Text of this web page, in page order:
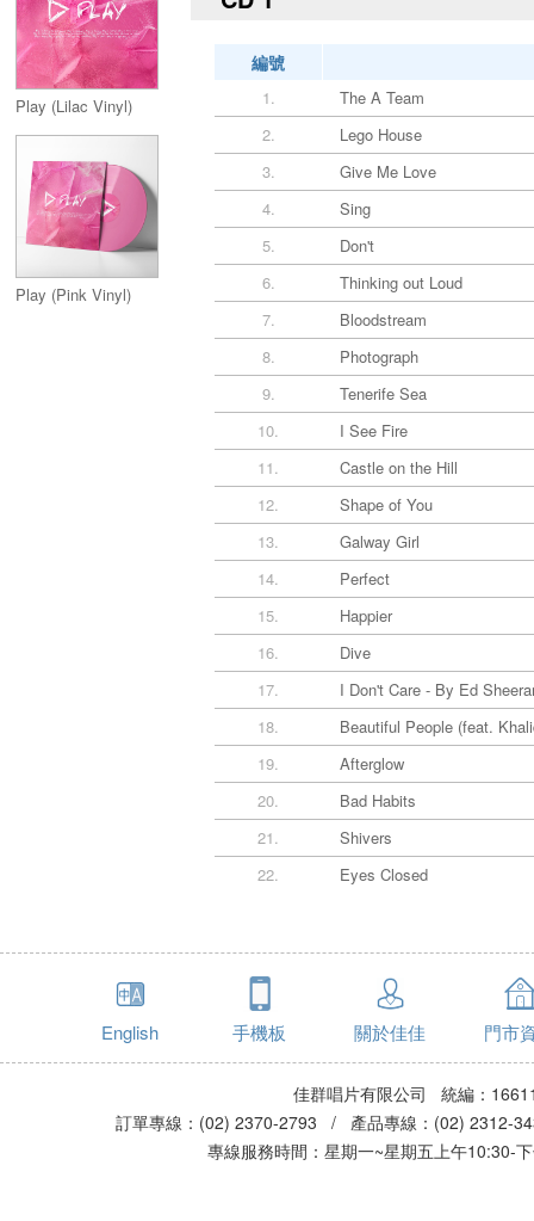
Play (Lilac Vinyl)
Play (Pink Vinyl)
編號
1.
The A Team
2.
Lego House
3.
Give Me Love
4.
Sing
5.
Don't
6.
Thinking out Loud
7.
Bloodstream
8.
Photograph
9.
Tenerife Sea
10.
I See Fire
11.
Castle on the Hill
12.
Shape of You
13.
Galway Girl
14.
Perfect
15.
Happier
16.
Dive
17.
I Don't Care - By Ed
18.
Beautiful People (feat.
19.
Afterglow
20.
Bad Habits
21.
Shivers
22.
Eyes Closed
English 手機板 關於佳佳 門市
佳群唱片有限公司 統編：
訂單專線：(02) 2370-2793 / 產品專線：(02)
專線服務時間：星期一~星期五上午10:30-